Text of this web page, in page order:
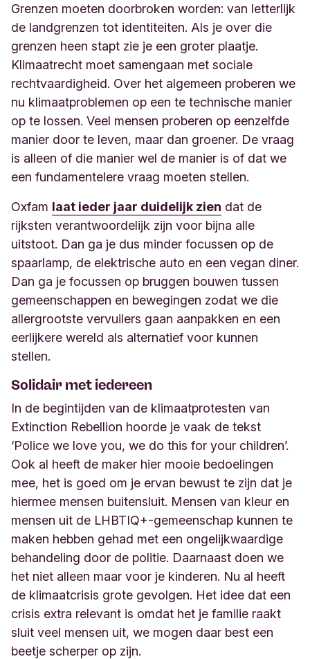
Grenzen moeten doorbroken worden: van letterlijk
de landgrenzen tot identiteiten. Als je over die
grenzen heen stapt zie je een groter plaatje.
Klimaatrecht moet samengaan met sociale
rechtvaardigheid. Over het algemeen proberen we
nu klimaatproblemen op een te technische manier
op te lossen. Veel mensen proberen op eenzelfde
manier door te leven, maar dan groener. De vraag
is alleen of die manier wel de manier is of dat we
een fundamentelere vraag moeten stellen.
Oxfam laat ieder jaar duidelijk zien dat de
rijksten verantwoordelijk zijn voor bijna alle
uitstoot. Dan ga je dus minder focussen op de
spaarlamp, de elektrische auto en een vegan diner.
Dan ga je focussen op bruggen bouwen tussen
gemeenschappen en bewegingen zodat we die
allergrootste vervuilers gaan aanpakken en een
eerlijkere wereld als alternatief voor kunnen
stellen.
Solidair met iedereen
In de begintijden van de klimaatprotesten van
Extinction Rebellion hoorde je vaak de tekst
‘Police we love you, we do this for your children’.
Ook al heeft de maker hier mooie bedoelingen
mee, het is goed om je ervan bewust te zijn dat je
hiermee mensen buitensluit. Mensen van kleur en
mensen uit de LHBTIQ+-gemeenschap kunnen te
maken hebben gehad met een ongelijkwaardige
behandeling door de politie. Daarnaast doen we
het niet alleen maar voor je kinderen. Nu al heeft
de klimaatcrisis grote gevolgen. Het idee dat een
crisis extra relevant is omdat het je familie raakt
sluit veel mensen uit, we mogen daar best een
beetje scherper op zijn.